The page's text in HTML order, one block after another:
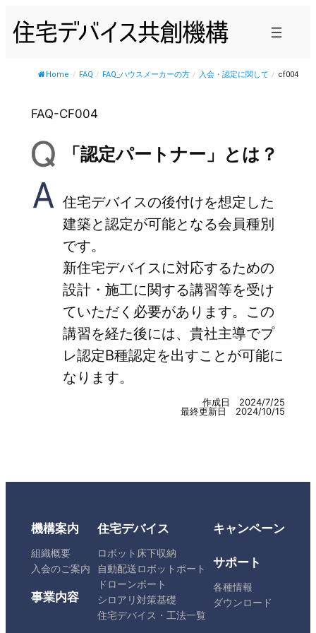
容
Home / FAQ / FAQ_ハウスメーカーの方 / 入会・認定に関して / cf004
FAQ-CF004
「認定パートナー」とは？
住宅デバイスの後付けを想定した
建築と認定が可能となる会員種別
です。
新住宅デバイスに対応するための
設計・施工に関する講習等を受け
ていただく必要があります。この
講習を経た後には、貴社主導でプ
レ認定B種認定を出すことが可能に
なります。
作成日 2024/7/25
最終更新日 2024/10/15
機構案内
組織概要
入会のご案内
事業内容
住宅デバイス
ロボット床下収納
自動配送ロボットポート
ドローンポート
シロアリ対策基礎
住宅デバイス・工法一覧
キャンペーン
サポート
各種情報
ダウンロード